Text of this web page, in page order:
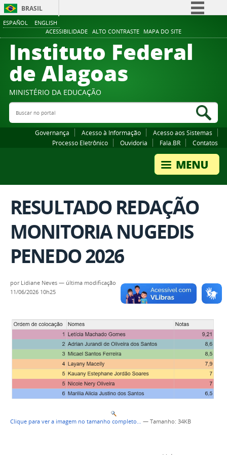
ESPAÑOL ENGLISH
ACESSIBILIDADE ALTO CONTRASTE MAPA DO SITE
BRASIL
Comunica BR
Participe
Canais
Instituto Federal
de Alagoas
MINISTÉRIO DA EDUCAÇÃO
Buscar no portal
Governança Acesso à Informação
Acesso aos Sistemas
Processo Eletrônico
Ouvidoria Fala.BR Contatos
RESULTADO REDAÇÃO
MONITORIA NUGEDIS
PENEDO 2026
por Lidiane Neves — última modificação
11/06/2026 10h25
Clique para ver a imagem no tamanho completo… — Tamanho: 34KB